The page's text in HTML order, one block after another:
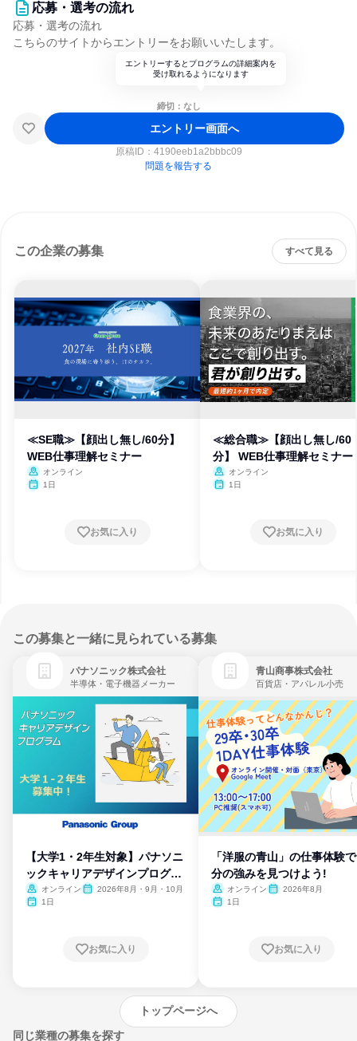
応募・選考の流れ
応募・選考の流れ
こちらのサイトからエントリーをお願いいたします。
エントリーするとプログラムの詳細案内を
受け取れるようになります
締切：なし
エントリー画面へ
原稿ID： 4190eeb1a2bbbc09
問題を報告する
この企業の募集 すべて見る
≪SE職≫【顔出し無し/60分】
WEB仕事理解セミナー
オンライン
1日
お気に入り
≪総合職≫【顔出し無し/60
分】 WEB仕事理解セミナー
オンライン
1日
お気に入り
この募集と一緒に見られている募集
パナソニック株式会社
半導体・電子機器メーカー
【大学1・2年生対象】パナソニ
ックキャリアデザインプログラ
ム
オンライン
2026年8月・9月・10月
1日
お気に入り
青山商事株式会社
百貨店・アパレル小売
「洋服の青山」の仕事体験
分の強みを見つけよう!
オンライン
2026年8月
1日
お気に入り
トップページへ
同じ業種の募集を探す